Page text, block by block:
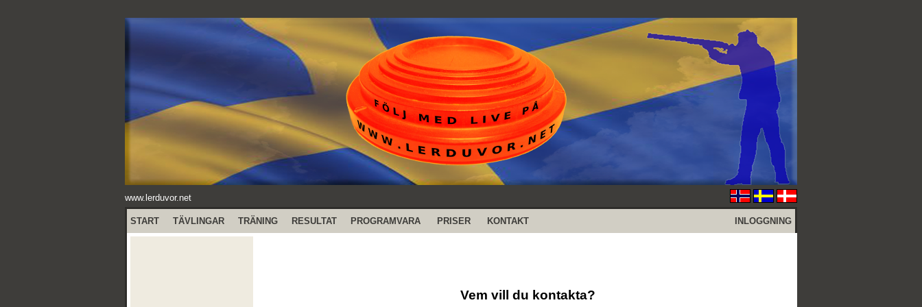
www.lerduvor.net
START TÄVLINGAR TRÄNING RESULTAT PROGRAMVARA PRISER KONTAKT INLOGGNING
Vem vill du kontakta?